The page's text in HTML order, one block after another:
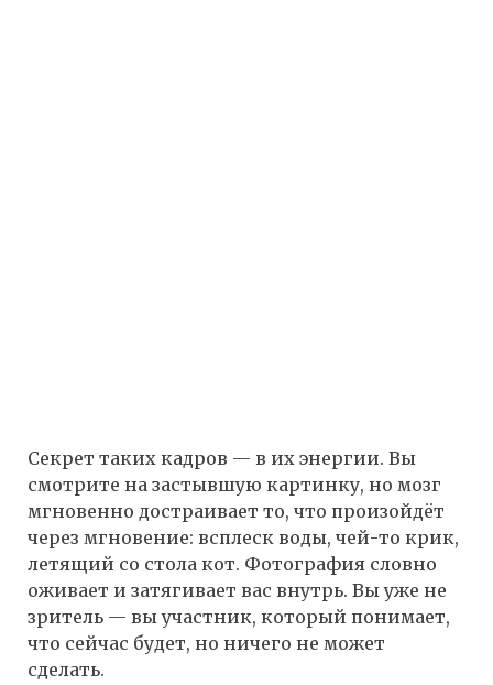
Секрет таких кадров — в их энергии. Вы
смотрите на застывшую картинку, но мозг
мгновенно достраивает то, что произойдёт
через мгновение: всплеск воды, чей-то крик,
летящий со стола кот. Фотография словно
оживает и затягивает вас внутрь. Вы уже не
зритель — вы участник, который понимает,
что сейчас будет, но ничего не может
сделать.